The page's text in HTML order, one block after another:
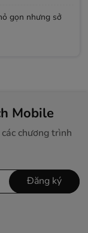
gọn nhưng sở
Mobile
chương trình
Đăng ký